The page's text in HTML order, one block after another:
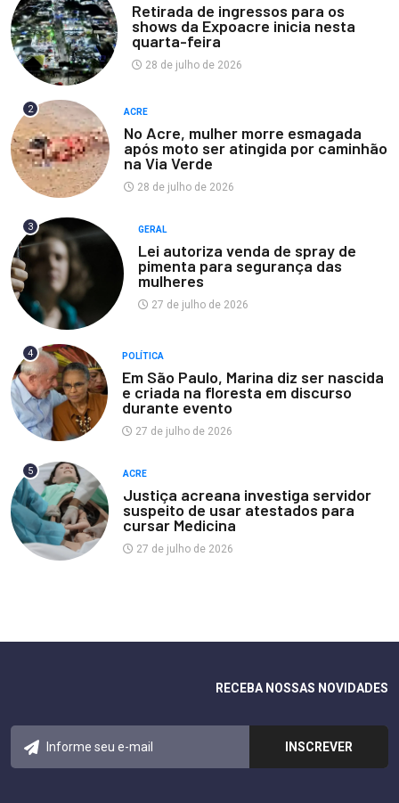
Retirada de ingressos para os
shows da Expoacre inicia nesta
quarta-feira
28 de julho de 2026
2 ACRE
No Acre, mulher morre esmagada
após moto ser atingida por caminhão
na Via Verde
28 de julho de 2026
3 GERAL
Lei autoriza venda de spray de
pimenta para segurança das
mulheres
27 de julho de 2026
4 POLÍTICA
Em São Paulo, Marina diz ser nascida
e criada na floresta em discurso
durante evento
27 de julho de 2026
5 ACRE
Justiça acreana investiga servidor
suspeito de usar atestados para
cursar Medicina
27 de julho de 2026
RECEBA NOSSAS NOVIDADES